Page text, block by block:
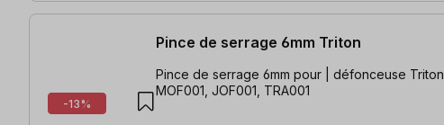
-13%
Pince de serrage 6mm Triton
Pince de serrage 6mm pour | défonceuse Triton
MOF001, JOF001, TRA001